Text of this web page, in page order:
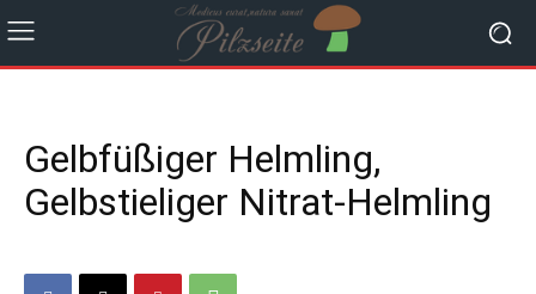
Gelbfüßiger Helmling,
Gelbstieliger Nitrat-Helmling